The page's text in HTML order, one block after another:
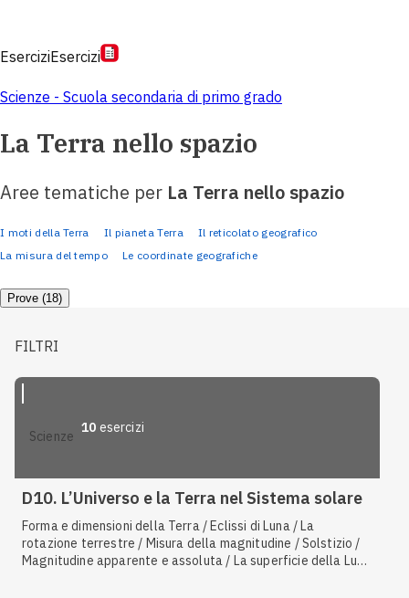
EserciziEsercizi
Scienze - Scuola secondaria di primo grado
La Terra nello spazio
Aree tematiche per La Terra nello spazio
I moti della Terra Il pianeta Terra
Il reticolato geografico
La misura del tempo
Le coordinate geografiche
Prove (18)
FILTRI
scienze
10 esercizi
D10. L’Universo e la Terra nel Sistema solare
Forma e dimensioni della Terra / Eclissi di Luna / La
rotazione terrestre / Misura della magnitudine / Solstizio /
Magnitudine apparente e assoluta / La superficie della Luna